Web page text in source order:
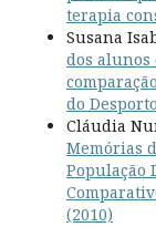
terapia
Susana
dos alunos
do Desporto
Cláudia
Memórias
População
(2010)